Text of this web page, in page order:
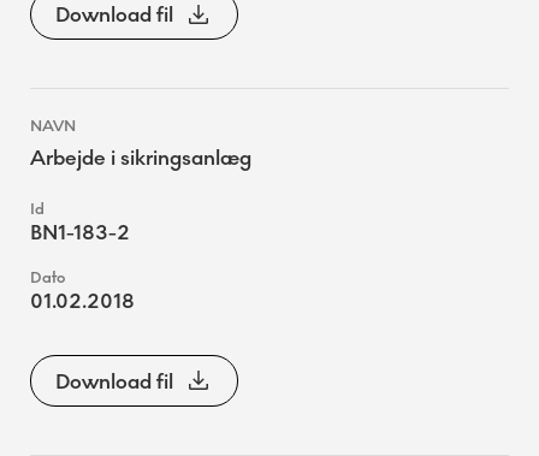
Download fil
Arbejde i sikringsanlæg
BN1-183-2
01.02.2018
Download fil